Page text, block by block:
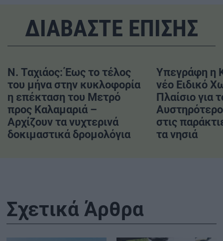
ΔΙΑΒΑΣΤΕ ΕΠΙΣΗΣ
Ν. Ταχιάος: Έως το τέλος
του μήνα στην κυκλοφορία
η επέκταση του Μετρό
προς Καλαμαριά –
Αρχίζουν τα νυχτερινά
δοκιμαστικά δρομολόγια
Υπεγράφη η
νέο Ειδικό
Πλαίσιο για
στις
τα νησιά
Σχετικά Άρθρα